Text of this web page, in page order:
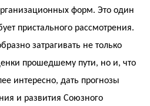
форм. Это один
пристального рассмотрения.
затрагивать не только
прошедшему пути, но и, что
интересно, дать прогнозы
и развития Союзного